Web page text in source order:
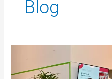
Blog
School: